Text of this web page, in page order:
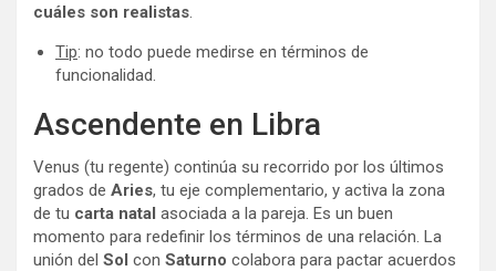
cuáles son realistas.
Tip: no todo puede medirse en términos de
funcionalidad.
Ascendente en Libra
Venus (tu regente) continúa su recorrido por los últimos
grados de Aries, tu eje complementario, y activa la zona
de tu carta natal asociada a la pareja. Es un buen
momento para redefinir los términos de una relación. La
unión del Sol con Saturno colabora para pactar acuerdos